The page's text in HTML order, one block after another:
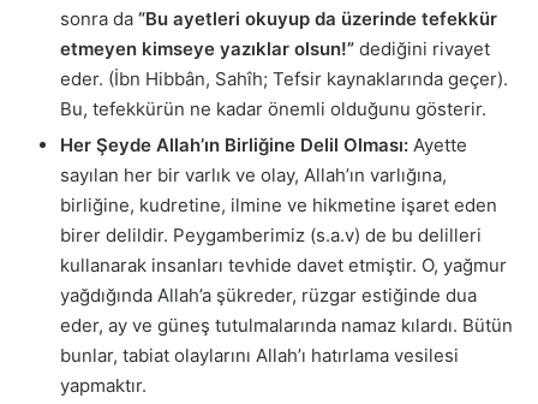
sonra da “Bu ayetleri okuyup da üzerinde tefekkür
etmeyen kimseye yazıklar olsun!” dediğini rivayet
eder. (İbn Hibbân, Sahîh; Tefsir kaynaklarında geçer).
Bu, tefekkürün ne kadar önemli olduğunu gösterir.
Her Şeyde Allah’ın Birliğine Delil Olması: Ayette
sayılan her bir varlık ve olay, Allah’ın varlığına,
birliğine, kudretine, ilmine ve hikmetine işaret eden
birer delildir. Peygamberimiz (s.a.v) de bu delilleri
kullanarak insanları tevhide davet etmiştir. O, yağmur
yağdığında Allah’a şükreder, rüzgar estiğinde dua
eder, ay ve güneş tutulmalarında namaz kılardı. Bütün
bunlar, tabiat olaylarını Allah’ı hatırlama vesilesi
yapmaktır.